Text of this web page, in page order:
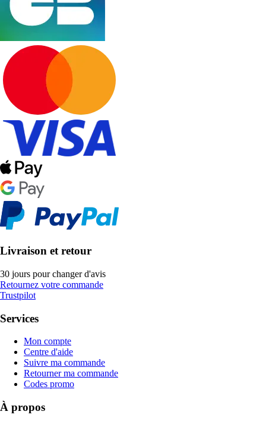
Livraison et retour
30 jours pour changer d'avis
Retournez votre commande
Trustpilot
Services
Mon compte
Centre d'aide
Suivre ma commande
Retourner ma commande
Codes promo
À propos